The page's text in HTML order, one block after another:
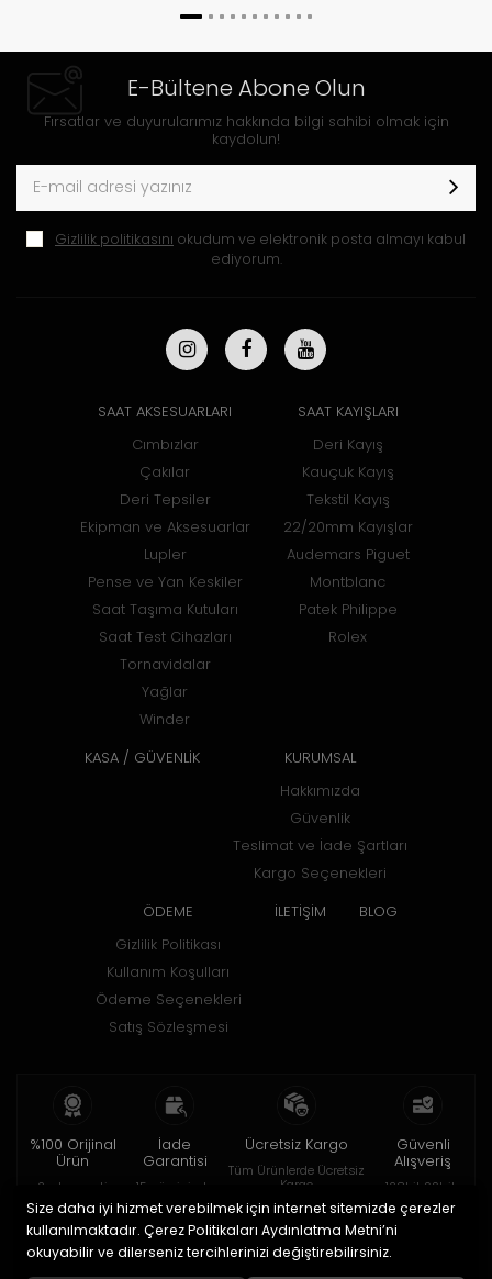
E-Bültene Abone Olun
Fırsatlar ve duyurularımız hakkında bilgi sahibi olmak için
kaydolun!
Gizlilik politikasını okudum ve elektronik posta almayı kabul
ediyorum.
SAAT AKSESUARLARI
Cımbızlar
Çakılar
Deri Tepsiler
Ekipman ve Aksesuarlar
Lupler
Pense ve Yan Keskiler
Saat Taşıma Kutuları
Saat Test Cihazları
Tornavidalar
Yağlar
Winder
SAAT KAYIŞLARI
Deri Kayış
Kauçuk Kayış
Tekstil Kayış
22/20mm Kayışlar
Audemars Piguet
Montblanc
Patek Philippe
Rolex
KASA / GÜVENLİK KURUMSAL
Hakkımızda
Güvenlik
Teslimat ve İade Şartları
Kargo Seçenekleri
ÖDEME
Gizlilik Politikası
Kullanım Koşulları
Ödeme Seçenekleri
Satış Sözleşmesi
İLETİŞİM BLOG
%100 Orijinal
Ürün
2 yıl garanti
İade
Garantisi
15 gün içinde
Ücretsiz Kargo
Tüm Ürünlerde Ücretsiz
Kargo
Güvenli
Alışveriş
128bit SSL ile
© 2020HOROBOX SHOP. Tüm hakları saklıdır.
Size daha iyi hizmet verebilmek için internet sitemizde çerezler
kullanılmaktadır. Çerez Politikaları Aydınlatma Metni’ni
okuyabilir ve dilerseniz tercihlerinizi değiştirebilirsiniz.